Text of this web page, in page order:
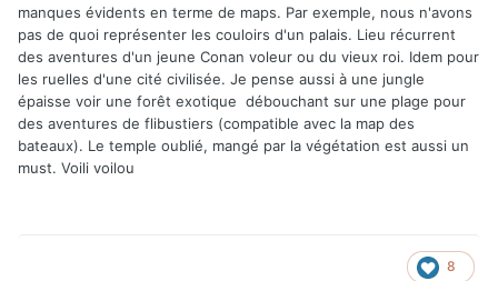
manques évidents en terme de maps. Par exemple, nous n'avons
pas de quoi représenter les couloirs d'un palais. Lieu récurrent
des aventures d'un jeune Conan voleur ou du vieux roi. Idem pour
les ruelles d'une cité civilisée. Je pense aussi à une jungle
épaisse voir une forêt exotique débouchant sur une plage pour
des aventures de flibustiers (compatible avec la map des
bateaux). Le temple oublié, mangé par la végétation est aussi un
must. Voili voilou
8